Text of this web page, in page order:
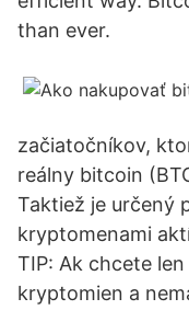
than ever.
začiatočníkov,
reálny bitcoin
Taktiež je určený
kryptomenami
TIP: Ak chcete
kryptomien a